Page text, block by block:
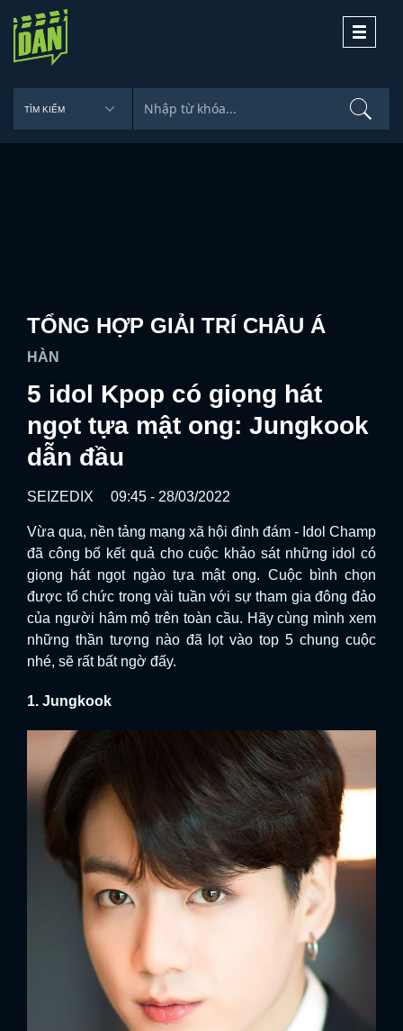
Toggle
TỔNG HỢP GIẢI TRÍ CHÂU Á
HÀN
5 idol Kpop có giọng hát
ngọt tựa mật ong: Jungkook
dẫn đầu
SEIZEDIX 09:45 - 28/03/2022
Vừa qua, nền tảng mạng xã hội đình đám - Idol Champ
đã công bố kết quả cho cuộc khảo sát những idol có
giọng hát ngọt ngào tựa mật ong. Cuộc bình chọn
được tổ chức trong vài tuần với sự tham gia đông đảo
của người hâm mộ trên toàn cầu. Hãy cùng mình xem
những thần tượng nào đã lọt vào top 5 chung cuộc
nhé, sẽ rất bất ngờ đấy.
1. Jungkook